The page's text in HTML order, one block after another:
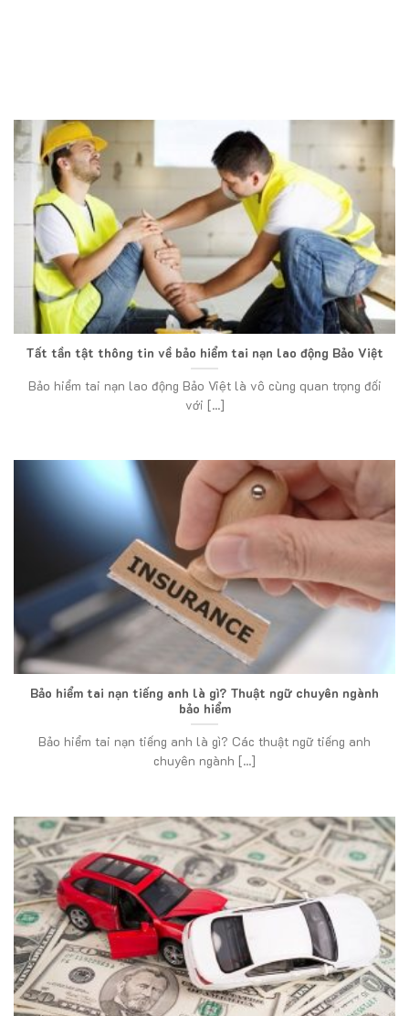
Tất tần tật thông tin về bảo hiểm tai nạn lao động Bảo Việt
Bảo hiểm tai nạn lao động Bảo Việt là vô cùng quan trọng đối
với [...]
Bảo hiểm tai nạn tiếng anh là gì? Thuật ngữ chuyên ngành
bảo hiểm
Bảo hiểm tai nạn tiếng anh là gì? Các thuật ngữ tiếng anh
chuyên ngành [...]